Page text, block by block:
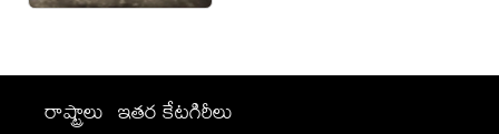
రాష్ట్రాలు ఇతర కేటగిరీలు